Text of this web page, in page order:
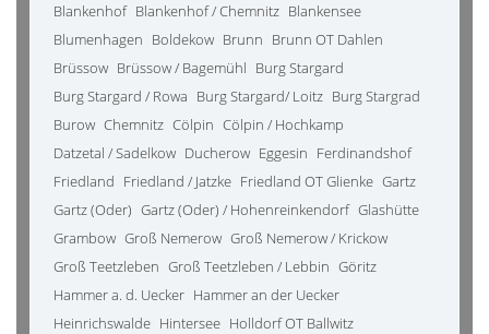
Blankenhof Blankenhof / Chemnitz Blankensee
Blumenhagen Boldekow Brunn Brunn OT Dahlen
Brüssow Brüssow / Bagemühl Burg Stargard
Burg Stargard / Rowa Burg Stargard/ Loitz Burg Stargrad
Burow Chemnitz Cölpin Cölpin / Hochkamp
Datzetal / Sadelkow Ducherow Eggesin Ferdinandshof
Friedland Friedland / Jatzke Friedland OT Glienke Gartz
Gartz (Oder) Gartz (Oder) / Hohenreinkendorf Glashütte
Grambow Groß Nemerow Groß Nemerow / Krickow
Groß Teetzleben Groß Teetzleben / Lebbin Göritz
Hammer a. d. Uecker Hammer an der Uecker
Heinrichswalde Hintersee Holldorf OT Ballwitz